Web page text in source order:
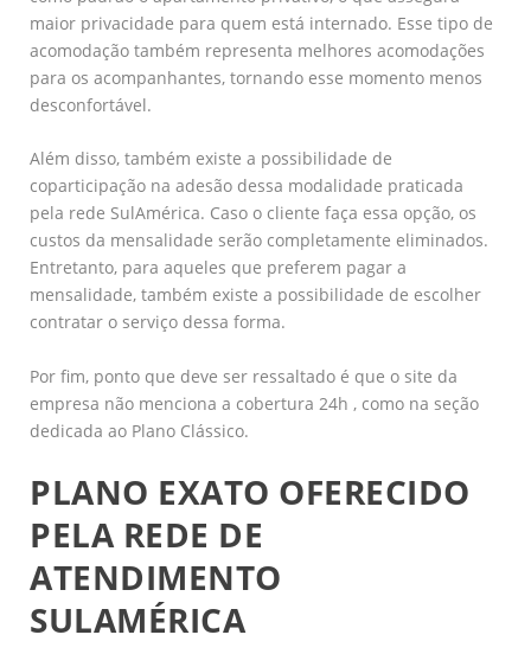
maior privacidade para quem está internado. Esse tipo de
acomodação também representa melhores acomodações
para os acompanhantes, tornando esse momento menos
desconfortável.
Além disso, também existe a possibilidade de
coparticipação na adesão dessa modalidade praticada
pela rede SulAmérica. Caso o cliente faça essa opção, os
custos da mensalidade serão completamente eliminados.
Entretanto, para aqueles que preferem pagar a
mensalidade, também existe a possibilidade de escolher
contratar o serviço dessa forma.
Por fim, ponto que deve ser ressaltado é que o site da
empresa não menciona a cobertura 24h , como na seção
dedicada ao Plano Clássico.
PLANO EXATO OFERECIDO
PELA REDE DE
ATENDIMENTO
SULAMÉRICA